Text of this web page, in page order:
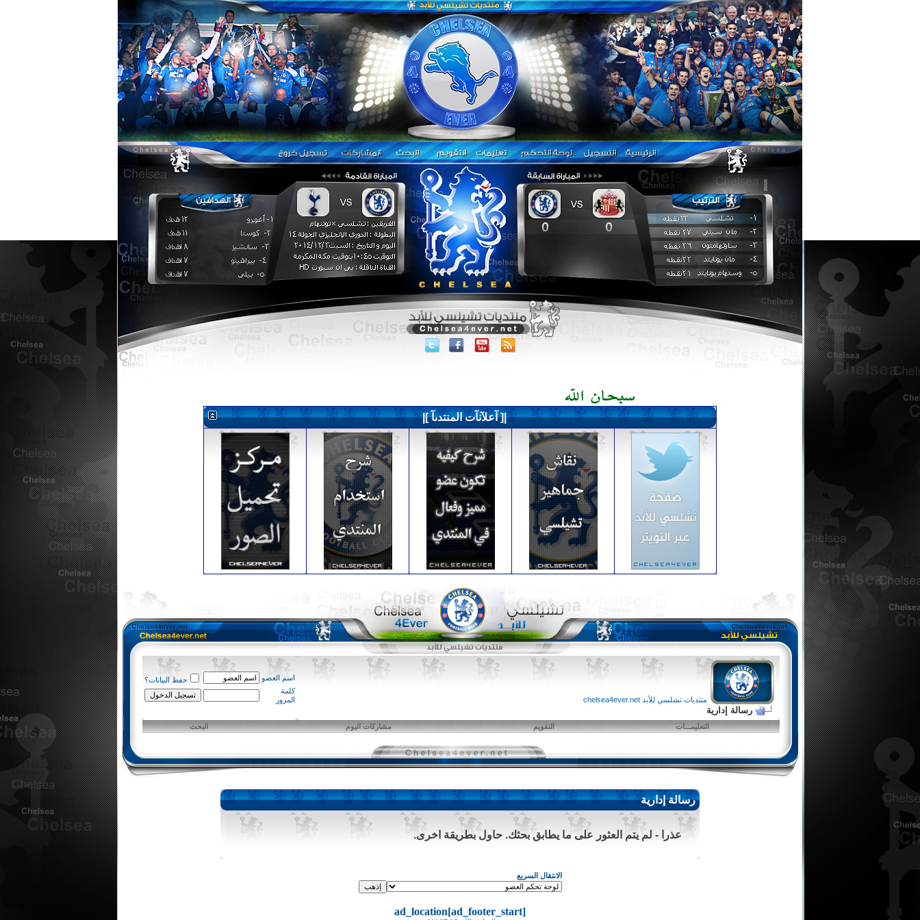
|[ آعلآنآت المنتدىآ ]|
منتديات تشلسي للأبد chelsea4ever.net
رسالة إدارية
اسم العضو
حفظ البيانات؟
كلمة
المرور
التعليمـــات التقويم مشاركات اليوم البحث
رسالة إدارية
عذرا - لم يتم العثور على ما يطابق بحثك. حاول بطريقة اخرى.
الانتقال السريع
ad_location[ad_footer_start]